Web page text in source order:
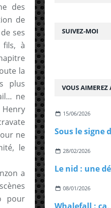
des
de
ses
fils, à
la
plus
ne
ne
le
a
pour
SUIVEZ-MOI
VOUS AIMEREZ
15/06/2026
28/02/2026
Le nid : une
08/01/2026